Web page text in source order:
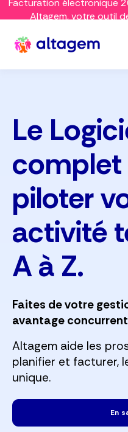
Facturation électronique
Altagem, votre outil
Le
piloter
activité
A à Z.
Faites de votre
avantage
Altagem aide les
planifier et facturer,
unique.
En